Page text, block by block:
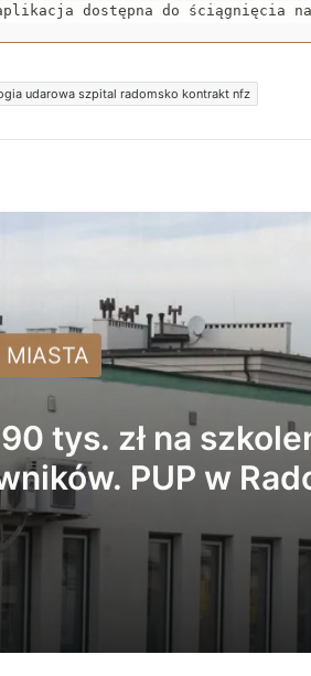
aplikacja dostępna do ściągnięcia
udarowa szpital radomsko kontrakt nfz
alkoholu –
Radomsko
Trzeźwości